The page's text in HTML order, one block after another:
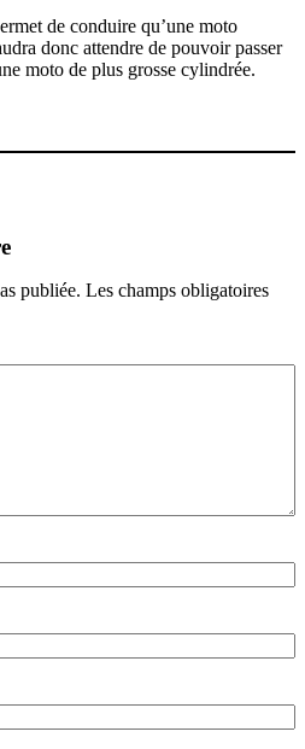
de conduire qu’une moto
donc attendre de pouvoir passer
moto de plus grosse cylindrée.
publiée. Les champs obligatoires